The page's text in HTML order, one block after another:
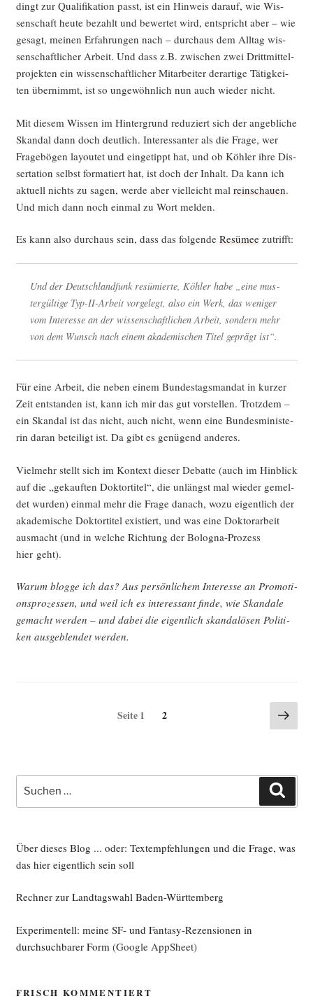
dingt zur Qua­li­fi­ka­ti­on passt, ist ein Hin­weis dar­auf, wie Wis­
sen­schaft heu­te bezahlt und bewer­tet wird, ent­spricht aber – wie
gesagt, mei­nen Erfah­run­gen nach – durch­aus dem All­tag wis­
sen­schaft­li­cher Arbeit. Und dass z.B. zwi­schen zwei Dritt­mit­tel­
pro­jek­ten ein wis­sen­schaft­li­cher Mit­ar­bei­ter der­ar­ti­ge Tätig­kei­
ten über­nimmt, ist so unge­wöhn­lich nun auch wie­der nicht.
Mit die­sem Wis­sen im Hin­ter­grund redu­ziert sich der angeb­li­che
Skan­dal dann doch deut­lich. Inter­es­san­ter als die Fra­ge, wer
Fra­ge­bö­gen lay­outet und ein­ge­tippt hat, und ob Köh­ler ihre Dis­
ser­ta­ti­on selbst for­ma­tiert hat, ist doch der Inhalt. Da kann ich
aktu­ell nichts zu sagen, wer­de aber viel­leicht mal rein­schau­en.
Und mich dann noch ein­mal zu Wort melden.
Es kann also durch­aus sein, dass das fol­gen­de Resü­meezutrifft:
Und der Deutsch­land­funk resü­mier­te, Köh­ler habe „eine mus­
ter­gül­ti­ge Typ-II-Arbeit vor­ge­legt, also ein Werk, das weni­ger
vom Inter­es­se an der wis­sen­schaft­li­chen Arbeit, son­dern mehr
von dem Wunsch nach einem aka­de­mi­schen Titel geprägt ist“.
Für eine Arbeit, die neben einem Bun­des­tags­man­dat in kur­zer
Zeit ent­stan­den ist, kann ich mir das gut vor­stel­len. Trotz­dem –
ein Skan­dal ist das nicht, auch nicht, wenn eine Bun­des­mi­nis­te­
rin dar­an betei­ligt ist. Da gibt es genü­gend anderes.
Viel­mehr stellt sich im Kon­text die­ser Debat­te (auch im Hin­blick
auf die „gekauf­ten Dok­tor­ti­tel“, die unlängst mal wie­der gemel­
det wur­den) ein­mal mehr die Fra­ge danach, wozu eigent­lich der
aka­de­mi­sche Dok­tor­ti­tel exis­tiert, und was eine Dok­tor­ar­beit
aus­macht (und in wel­che Rich­tung der Bolo­gna-Pro­zess
hier geht).
War­um blog­ge ich das? Aus per­sön­li­chem Inter­es­se an Pro­mo­ti­
ons­pro­zes­sen, und weil ich es inter­es­sant fin­de, wie Skan­da­le
gemacht wer­den – und dabei die eigent­lich skan­da­lö­sen Poli­ti­
ken aus­ge­blen­det werden.
Seitennummerierung
Seite1 Seite
2
Seite
Suche
nach:
Über dieses Blog ... oder: Textempfehlungen und die Frage, was
das hier eigentlich sein soll
Rechner zur Landtagswahl Baden-Württemberg
Experimentell: meine SF- und Fantasy-Rezensionen in
durchsuchbarer Form (Google AppSheet)
FRISCH KOMMENTIERT